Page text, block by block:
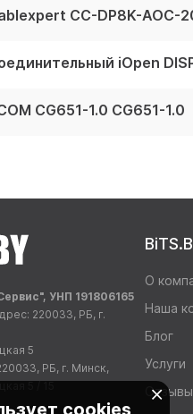
CC-DP8K-AOC-
iOpen
CG651-1.0 CG651-1.0
О
Наша
Блог
Услуги
Отзывы
УНП 191806165
220033, РБ, г.
5
РБ, г. Минск,
cookies